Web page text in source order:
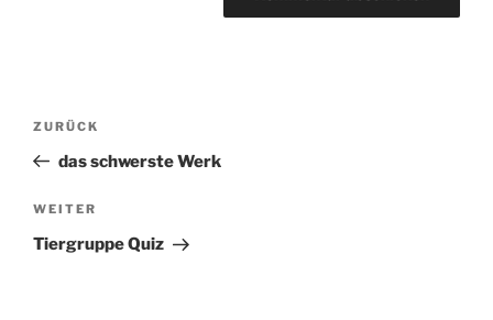
Beitragsnavigation
Vorheriger
Beitrag
ZURÜCK
das schwerste Werk
Nächster
Beitrag
WEITER
Tiergruppe Quiz